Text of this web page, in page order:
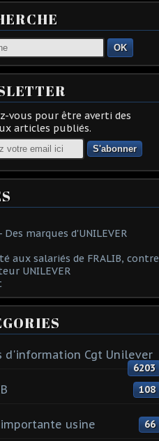
OK
vous pour être averti des
articles publiés.
marques d'UNILEVER
aux salariés de FRALIB, contre
UNILEVER
d'information Cgt Unilever
6203
108
usine 66